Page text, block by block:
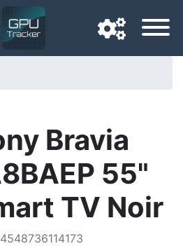
Bravia
55"
TV Noir
4548736114173